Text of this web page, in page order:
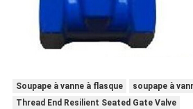
Soupape à vanne à flasque
soupape à
Thread End Resilient Seated Gate Valve